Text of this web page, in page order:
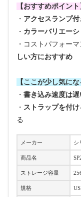
【おすすめポイント
・ アクセスランプ付
・ カラーバリエー
・コストパフォー
しい方におすすめ
【ここが少し気に
・ 書き込み速度は遅
・ ストラップを付
る
メーカー シ
商品名
ストレージ容量
規格